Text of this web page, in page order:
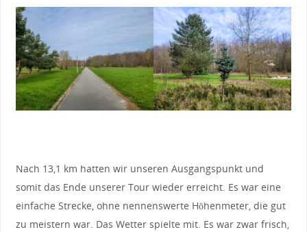
Nach 13,1 km hatten wir unseren Ausgangspunkt und
somit das Ende unserer Tour wieder erreicht. Es war eine
einfache Strecke, ohne nennenswerte Höhenmeter, die gut
zu meistern war. Das Wetter spielte mit. Es war zwar frisch,